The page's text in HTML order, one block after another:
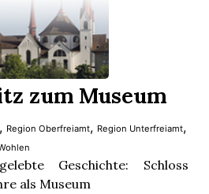
zum Museum
, Region Oberfreiamt, Region Unterfreiamt,
Geschichte: Schloss
als Museum